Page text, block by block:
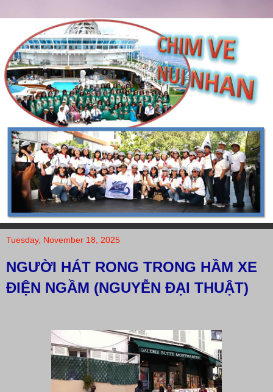
Tuesday, November 18, 2025
NGƯỜI HÁT RONG TRONG HẦM XE
ĐIỆN NGẦM (NGUYỄN ĐẠI THUẬT)